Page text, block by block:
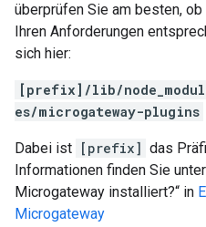
überprüfen Sie am besten,
Ihren Anforderungen
sich hier:
[prefix]/lib/
es/microgateway-plugins
Dabei ist [prefix] das
Informationen finden Sie
Microgateway installiert?“ in
Microgateway